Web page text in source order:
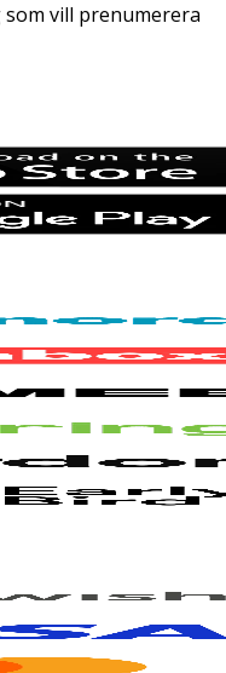
vill prenumerera